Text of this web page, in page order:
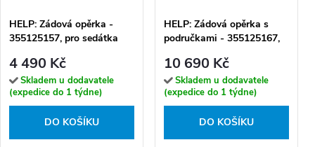
HELP: Zádová opěrka -
355125157, pro sedátka
4 490 Kč
Skladem u dodavatele
(expedice do 1 týdne)
DO KOŠÍKU
HELP: Zádová opěrka s
područkami - 355125167,
355125147
10 690 Kč
Skladem u dodavatele
(expedice do 1 týdne)
DO KOŠÍKU